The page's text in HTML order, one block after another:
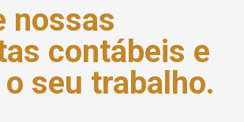
nossas
contábeis e
seu trabalho.